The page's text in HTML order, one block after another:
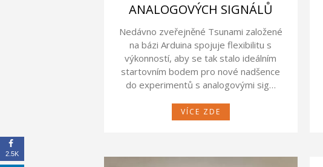
ANALOGOVÝCH SIGNÁLŮ
Nedávno zveřejněné Tsunami založené
na bázi Arduina spojuje flexibilitu s
výkonností, aby se tak stalo ideálním
startovním bodem pro nové nadšence
do experimentů s analogovými sig…
VÍCE ZDE
2.5K